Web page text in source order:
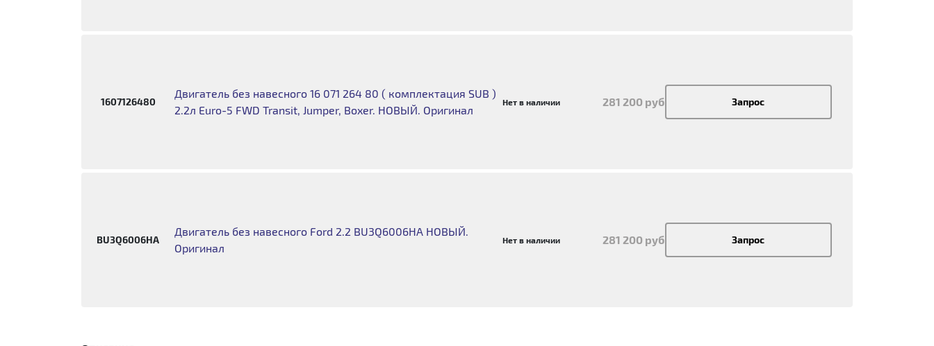
1607126480
Двигатель без навесного 16 071 264 80 ( комплектация SUB )
2.2л Euro-5 FWD Transit, Jumper, Boxer. НОВЫЙ. Оригинал
Нет в наличии 281 200 руб Запрос
BU3Q6006HA
Двигатель без навесного Ford 2.2 BU3Q6006HA НОВЫЙ.
Оригинал
Нет в наличии 281 200 руб Запрос